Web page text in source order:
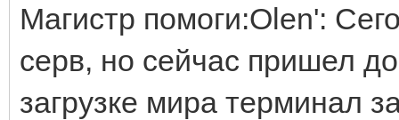
Магистр помоги:Olen':
серв, но сейчас пришел
загрузке мира терминал